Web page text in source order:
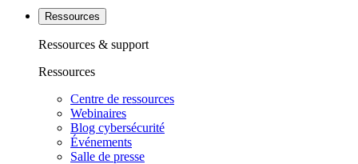
Ressources
Ressources & support
Ressources
Centre de ressources
Webinaires
Blog cybersécurité
Événements
Salle de presse